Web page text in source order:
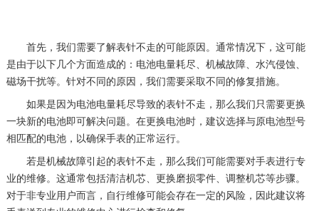
首先，我们需要了解表针不走的可能原因。通常情况下，这可能
是由于以下几个方面造成的：电池电量耗尽、机械故障、水汽侵蚀、
磁场干扰等。针对不同的原因，我们需要采取不同的修复措施。
如果是因为电池电量耗尽导致的表针不走，那么我们只需要更换
一块新的电池即可解决问题。在更换电池时，建议选择与原电池型号
相匹配的电池，以确保手表的正常运行。
若是机械故障引起的表针不走，那么我们可能需要对手表进行专
业的维修。这通常包括清洁机芯、更换磨损零件、调整机芯等步骤。
对于非专业用户而言，自行维修可能会存在一定的风险，因此建议将